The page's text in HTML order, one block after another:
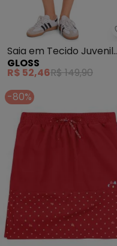
Saia em Tecido Juvenil
(Preto)
GLOSS
R$ 52,46R$ 149,90
-80%